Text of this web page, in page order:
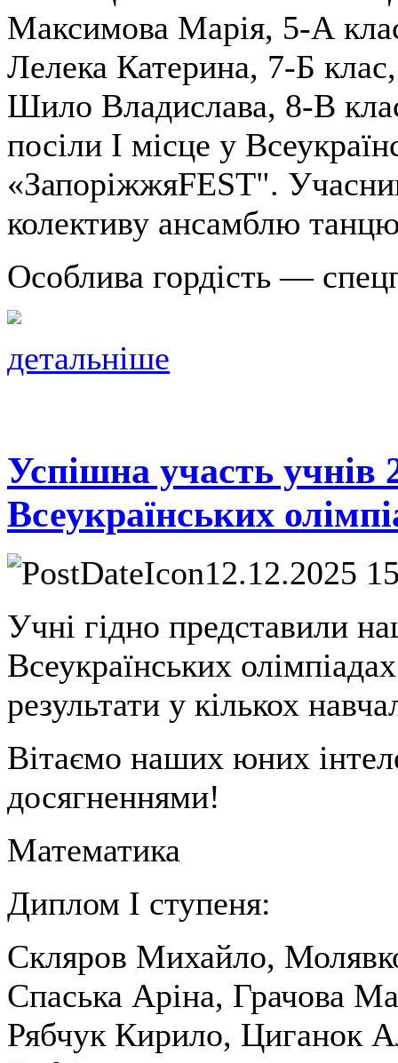
Максимова Марія, 5-А
Лелека Катерина, 7-Б
Шило Владислава, 8-В
посіли І місце у
«ЗапоріжжяFEST".
колективу ансамблю
Особлива гордість —
детальніше
Успішна участь
Всеукраїнських
12.12.2025
Учні гідно представили
Всеукраїнських
результати у кількох
Вітаємо наших юних
досягненнями!
Математика
Диплом І ступеня:
Скляров Михайло,
Спаська Аріна, Грачова
Рябчук Кирило, Циганок